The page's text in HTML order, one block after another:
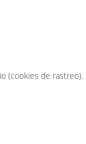
(cookies de rastreo).